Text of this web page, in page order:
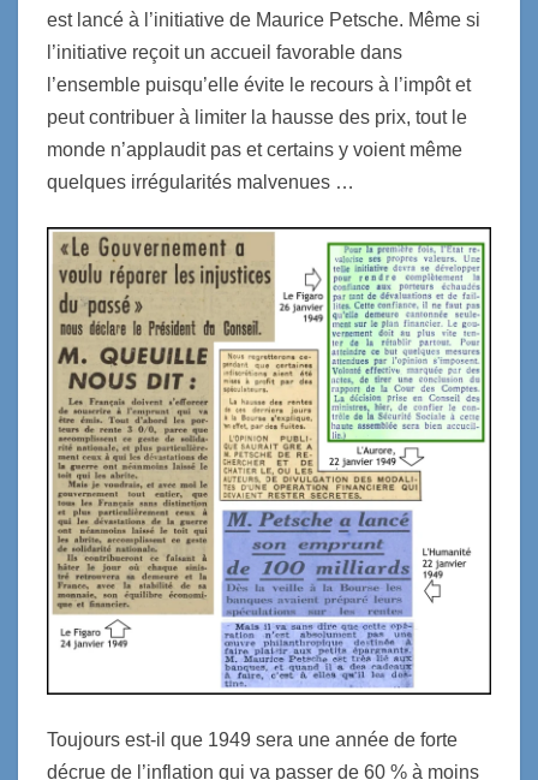
est lancé à l’initiative de Maurice Petsche. Même si
l’initiative reçoit un accueil favorable dans
l’ensemble puisqu’elle évite le recours à l’impôt et
peut contribuer à limiter la hausse des prix, tout le
monde n’applaudit pas et certains y voient même
quelques irrégularités malvenues …
Toujours est-il que 1949 sera une année de forte
décrue de l’inflation qui va passer de 60 % à moins